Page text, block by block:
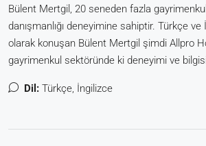
Bülent Mertgil, 20 seneden fazla gayrimenkul
danışmanlığı deneyimine sahiptir. Türkçe ve
olarak konuşan Bülent Mertgil şimdi Allpro
gayrimenkul sektöründe ki deneyimi ve
Dil: Türkçe, İngilizce